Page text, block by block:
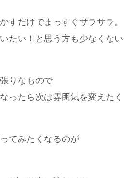
すだけでまっすぐサラサラ。
たい！と思う方も少なくない
りなもので
ったら次は雰囲気を変えたく
てみたくなるのが